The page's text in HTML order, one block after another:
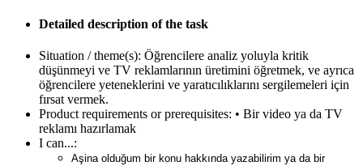
Detailed description of the task
Situation / theme(s): Öğrencilere analiz yoluyla kritik
düşünmeyi ve TV reklamlarının üretimini öğretmek, ve ayrıca
öğrencilere yeteneklerini ve yaratıcılıklarını sergilemeleri için
fırsat vermek.
Product requirements or prerequisites: • Bir video ya da TV
reklamı hazırlamak
I can...:
Aşina olduğum bir konu hakkında yazabilirim ya da bir